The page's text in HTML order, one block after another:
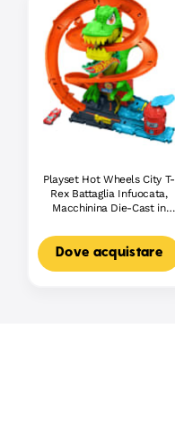
Playset Hot Wheels City T-
Rex Battaglia Infuocata,
Macchinina Die-Cast in
Nemico
Dove acquistare